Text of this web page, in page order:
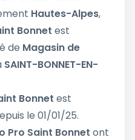
Hautes-Alpes,
Bonnet est
de Magasin de
SAINT-BONNET-EN-
Bonnet est
le 01/01/25.
Pro Saint Bonnet ont